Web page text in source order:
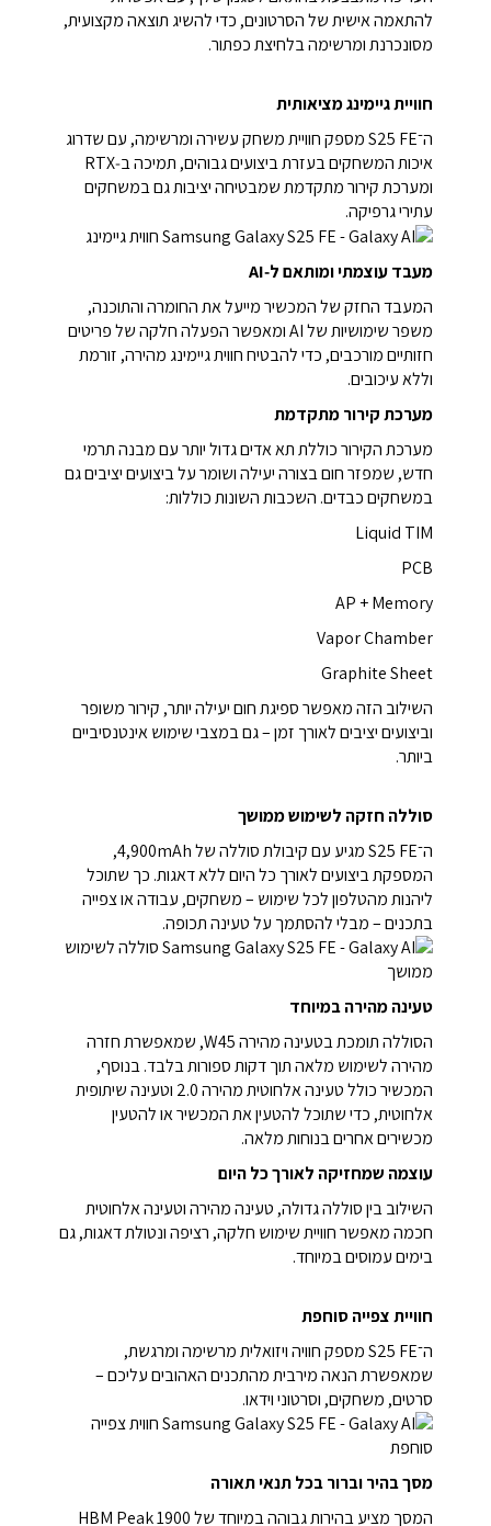
להתאמה אישית של הסרטונים, כדי להשיג תוצאה מקצועית,
מסונכרנת ומרשימה בלחיצת כפתור.
חוויית גיימינג מציאותית
ה־S25 FE מספק חוויית משחק עשירה ומרשימה, עם שדרוג
איכות המשחקים בעזרת ביצועים גבוהים, תמיכה ב‑RTX
ומערכת קירור מתקדמת שמבטיחה יציבות גם במשחקים
עתירי גרפיקה.
מעבד עוצמתי ומותאם ל‑AI
המעבד החזק של המכשיר מייעל את החומרה והתוכנה,
משפר שימושיות של AI ומאפשר הפעלה חלקה של פריטים
חזותיים מורכבים, כדי להבטיח חווית גיימינג מהירה, זורמת
וללא עיכובים.
מערכת קירור מתקדמת
מערכת הקירור כוללת תא אדים גדול יותר עם מבנה תרמי
חדש, שמפזר חום בצורה יעילה ושומר על ביצועים יציבים גם
במשחקים כבדים. השכבות השונות כוללות:
Liquid TIM
PCB
AP + Memory
Vapor Chamber
Graphite Sheet
השילוב הזה מאפשר ספיגת חום יעילה יותר, קירור משופר
וביצועים יציבים לאורך זמן – גם במצבי שימוש אינטנסיביים
ביותר.
סוללה חזקה לשימוש ממושך
ה־S25 FE מגיע עם קיבולת סוללה של 4,900mAh,
המספקת ביצועים לאורך כל היום ללא דאגות. כך שתוכל
ליהנות מהטלפון לכל שימוש – משחקים, עבודה או צפייה
בתכנים – מבלי להסתמך על טעינה תכופה.
טעינה מהירה במיוחד
הסוללה תומכת בטעינה מהירה W45, שמאפשרת חזרה
מהירה לשימוש מלאה תוך דקות ספורות בלבד. בנוסף,
המכשיר כולל טעינה אלחוטית מהירה 2.0 וטעינה שיתופית
אלחוטית, כדי שתוכל להטעין את המכשיר או להטעין
מכשירים אחרים בנוחות מלאה.
עוצמה שמחזיקה לאורך כל היום
השילוב בין סוללה גדולה, טעינה מהירה וטעינה אלחוטית
חכמה מאפשר חוויית שימוש חלקה, רציפה ונטולת דאגות, גם
בימים עמוסים במיוחד.
חוויית צפייה סוחפת
ה־S25 FE מספק חוויה ויזואלית מרשימה ומרגשת,
שמאפשרת הנאה מירבית מהתכנים האהובים עליכם –
סרטים, משחקים, וסרטוני וידאו.
מסך בהיר וברור בכל תנאי תאורה
המסך מציע בהירות גבוהה במיוחד של HBM Peak 1900